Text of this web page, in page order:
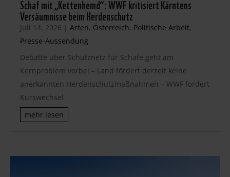
Schaf mit „Kettenhemd“: WWF kritisiert Kärntens
Versäumnisse beim Herdenschutz
Juli 14, 2026 | Arten, Österreich, Politische Arbeit,
Presse-Aussendung
Debatte über Schutznetz für Schafe geht am
Kernproblem vorbei – Land fördert derzeit keine
anerkannten Herdenschutzmaßnahmen – WWF fordert
Kurswechsel
mehr lesen